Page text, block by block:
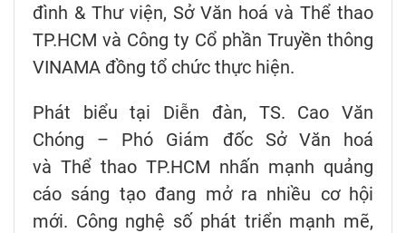
đình & Thư viện, Sở Văn hoá và Thể thao
TP.HCM và Công ty Cổ phần Truyền thông
VINAMA đồng tổ chức thực hiện.
Phát biểu tại Diễn đàn, TS. Cao Văn
Chóng – Phó Giám đốc Sở Văn hoá
và Thể thao TP.HCM nhấn mạnh quảng
cáo sáng tạo đang mở ra nhiều cơ hội
mới. Công nghệ số phát triển mạnh mẽ,